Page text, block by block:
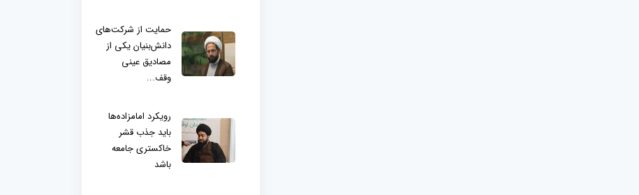
حمایت از شرکت‌های
دانش‌بنیان یکی از
مصادیق عینی
وقف...
رویکرد امامزاده‌ها
باید جذب قشر
خاکستری جامعه
باشد